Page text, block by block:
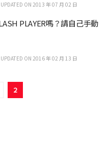
ON 2013 年 07 月 02 日
PLAYER嗎？請自己手動
ON 2016 年 02 月 13 日
2